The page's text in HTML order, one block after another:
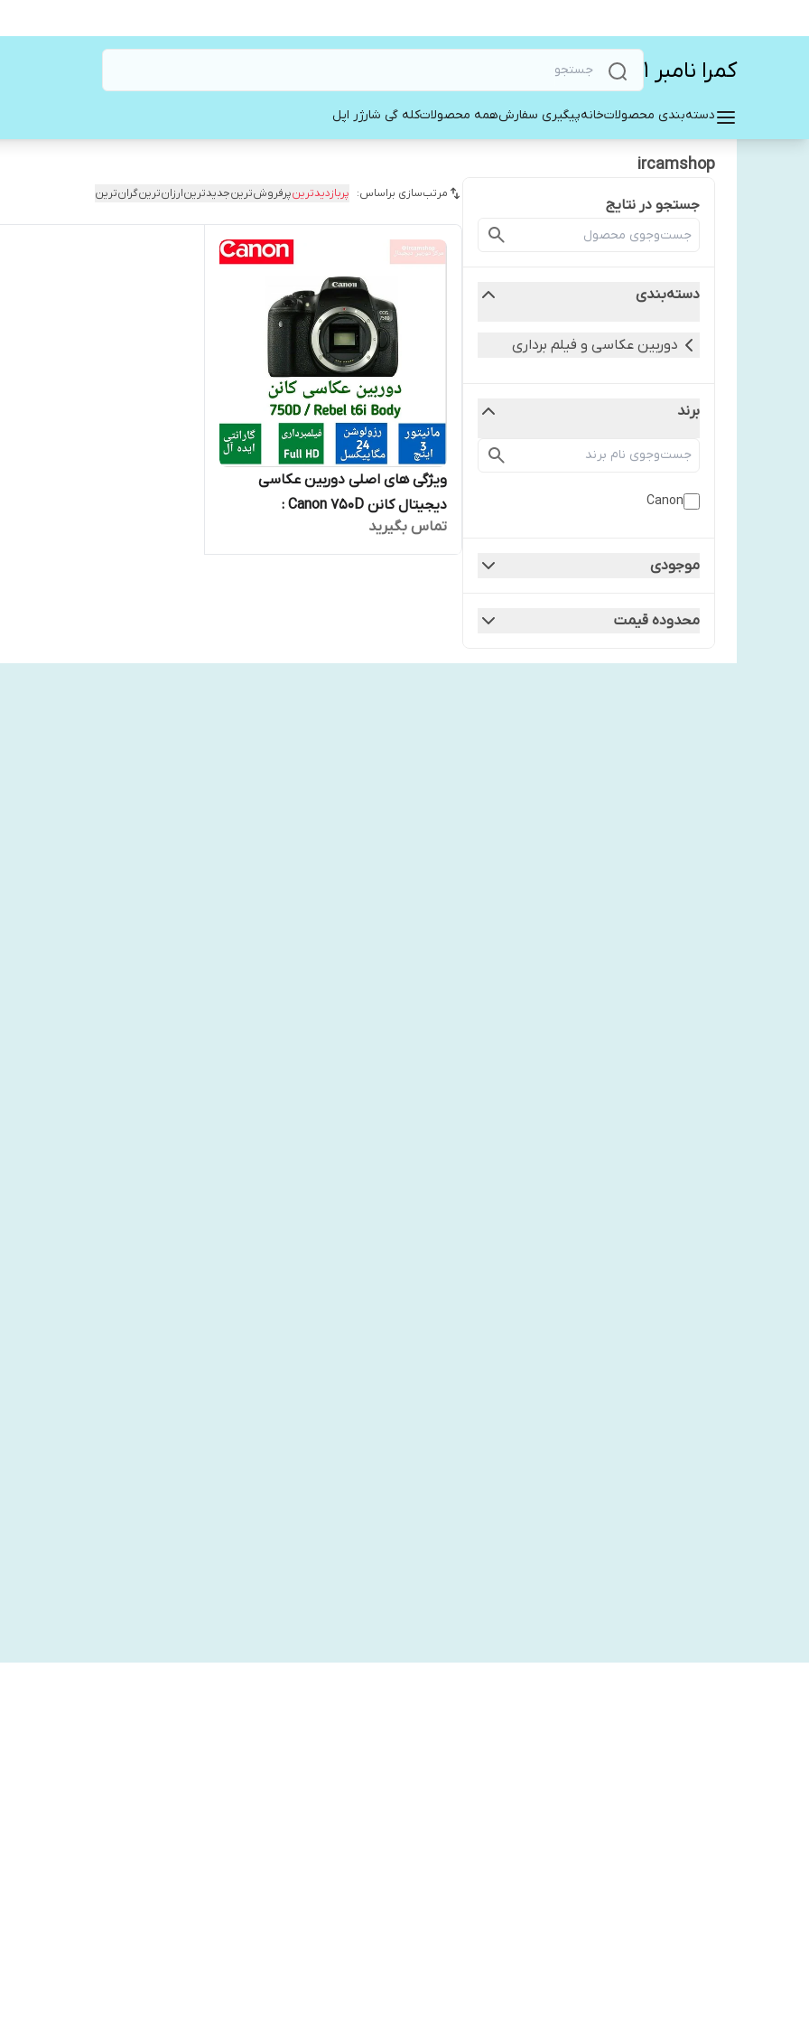
کمرا نامبر ۱
دسته‌بندی محصولاتخانهپیگیری سفارشهمه محصولاتکله گی شارژر اپل
ircamshop
جستجو در نتایج
دسته‌بندی
دوربین عکاسی و فیلم برداری
برند
Canon
موجودی
محدوده قیمت
مرتب‌سازی براساس: پربازدیدترینپرفروش‌ترینجدیدترینارزان‌ترینگران‌ترین
ویژگی های اصلی دوربین عکاسی
دیجیتال کانن Canon 750D :
تماس بگیرید